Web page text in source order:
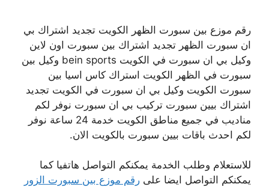
رقم موزع بين سبورت الظهر الكويت تجديد اشتراك بي
ان سبورت الظهر تجديد اشتراك بين سبورت اون لاين
وكيل بي ان سبورت في الكويت bein sports وكيل بين
سبورت في الظهر الكويت استراك كاس اسيا بين
سبورت الكويت وكيل بي ان سبورت في الكويت تجديد
اشتراك بيين سبورت تركيب بي ان سبورت نوفر لكم
مناديب في جميع مناطق الكويت خدمة 24 ساعة نوفر
لكم احدث باقات بيين سبورت بالكويت الان.
للاستعلام وطلب الخدمة يمكنكم التواصل هاتفيا كما
يمكنكم التواصل ايضا على رقم موزع بين سبورت الزور